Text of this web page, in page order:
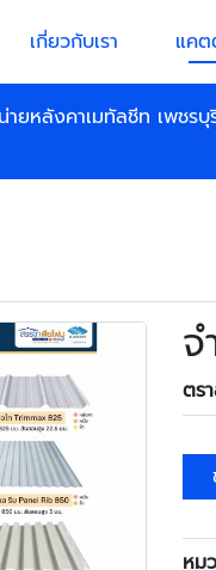
เกี่ยวกับเรา แค
ายหลังคาเมทัลชีท เพชรบุ
ตร
หม